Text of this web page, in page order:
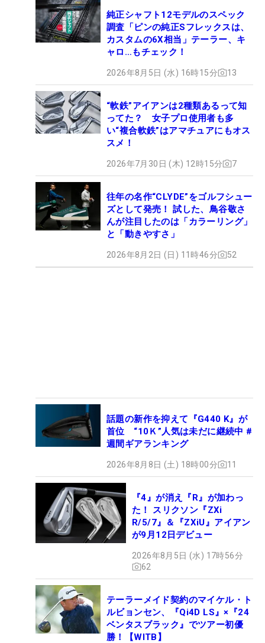
純正シャフト12モデルのスペック
調査「ピンの純正Sフレックスは、
カスタムの6X相当」テーラー、キ
ャロ…もチェック！
2026年8月5日 (水) 16時15分 13
“軟鉄”アイアンは2種類あるって知
ってた？ 女子プロ使用者も多
い“複合軟鉄”はアマチュアにもオス
スメ！
2026年7月30日 (木) 12時15分 7
往年の名作“CLYDE”をゴルフシュー
ズとして発売！ 試した、鳥谷敬さ
んが注目したのは「カラーリング」
と「動きやすさ」
2026年8月2日 (日) 11時46分 52
話題の新作を抑えて『G440 K』が
首位 “10Ｋ”人気は未だに継続中 #
週間ギアランキング
2026年8月8日 (土) 18時00分 11
『4』が消え『R』が加わっ
た！ スリクソン『ZXi
R/5/7』＆『ZXiU』アイアン
が9月12日デビュー
2026年8月5日 (水) 17時56分
62
テーラーメイド契約のマイケル・ト
ルビョンセン、『Qi4D LS』×『24
ベンタスブラック』でツアー初優
勝！【WITB】